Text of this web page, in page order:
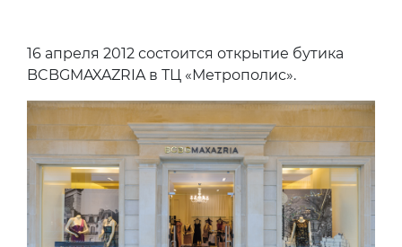
16 апреля 2012 состоится открытие бутика
BCBGMAXAZRIA в ТЦ «Метрополис».